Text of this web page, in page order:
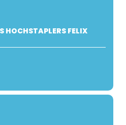
HOCHSTAPLERS FELIX